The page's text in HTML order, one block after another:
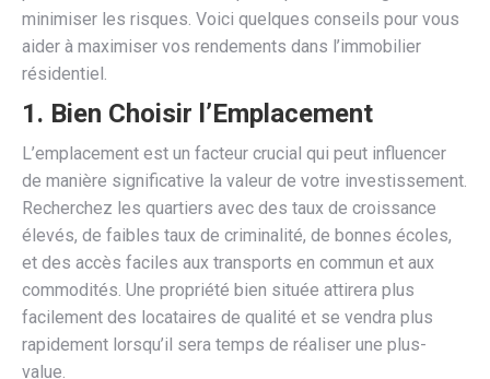
minimiser les risques. Voici quelques conseils pour vous
aider à maximiser vos rendements dans l’immobilier
résidentiel.
1. Bien Choisir l’Emplacement
L’emplacement est un facteur crucial qui peut influencer
de manière significative la valeur de votre investissement.
Recherchez les quartiers avec des taux de croissance
élevés, de faibles taux de criminalité, de bonnes écoles,
et des accès faciles aux transports en commun et aux
commodités. Une propriété bien située attirera plus
facilement des locataires de qualité et se vendra plus
rapidement lorsqu’il sera temps de réaliser une plus-
value.